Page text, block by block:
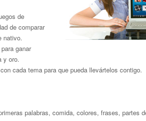
de
de comparar
nativo.
ganar
y oro.
cada tema para que pueda llevártelos contigo.
palabras, comida, colores, frases, partes